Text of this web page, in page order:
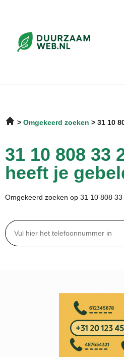
Omgekeerd zoeken 31 10
31 10 808 33
heeft je
Omgekeerd zoeken op 31 10 808